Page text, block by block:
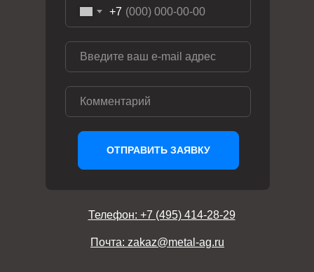
+7
ОТПРАВИТЬ ЗАЯВКУ
Телефон: +7 (495) 414-28-29
Почта: zakaz@metal-ag.ru